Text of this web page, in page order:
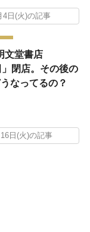
4日(火)の記事
文堂書店
閉店。その後の
なってるの？
日(火)の記事